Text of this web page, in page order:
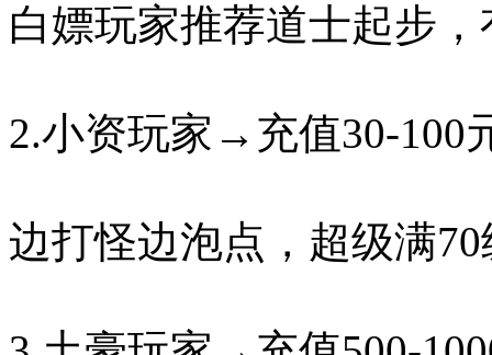
白嫖玩家推荐道士起步
2.小资玩家→充值30-100
边打怪边泡点，超级满